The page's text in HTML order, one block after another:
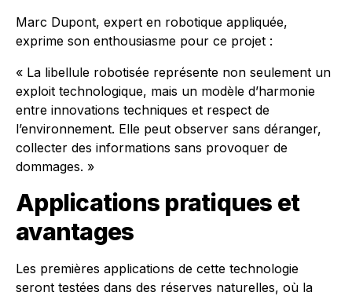
Marc Dupont, expert en robotique appliquée,
exprime son enthousiasme pour ce projet :
« La libellule robotisée représente non seulement un
exploit technologique, mais un modèle d’harmonie
entre innovations techniques et respect de
l’environnement. Elle peut observer sans déranger,
collecter des informations sans provoquer de
dommages. »
Applications pratiques et
avantages
Les premières applications de cette technologie
seront testées dans des réserves naturelles, où la